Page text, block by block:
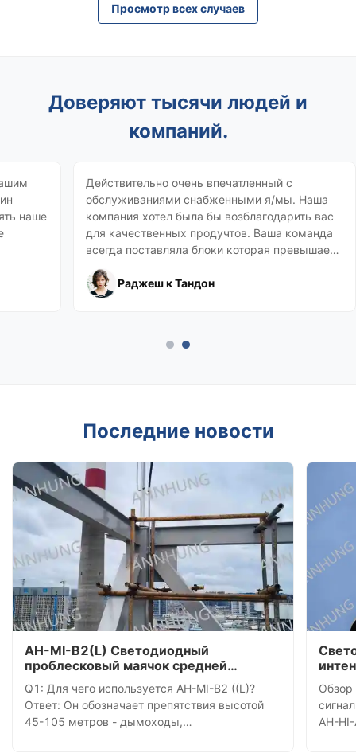
Просмотр всех случаев
Доверяют тысячи людей и
компаний.
наше
Действительно очень впечатленный с
обслуживаниями снабженными я/мы. Наша
компания хотел была бы возблагодарить вас
для качественных продучтов. Ваша команда
всегда поставляла блоки которая превышает
наши ожидания. Посмотрите вперед ко всем
будущим паспределениям.
Раджеш к Тандон
Последние новости
AH-MI-B2(L) Светодиодный
проблесковый маячок средней
интенсивности — Примеры установки
Q1: Для чего используется AH-MI-B2 ((L)?
Ответ: Он обозначает препятствия высотой
45-105 метров - дымоходы,
Обзор
AH-